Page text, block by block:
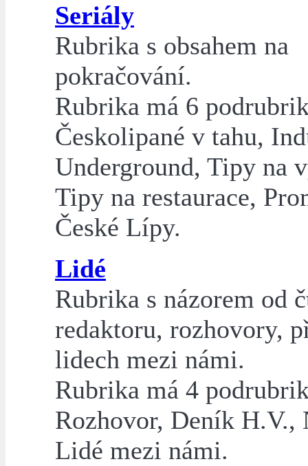
Seriály
Rubrika s obsahem na
pokračování.
Rubrika má 6
Českolipané v tahu,
Underground, Tipy na
Tipy na restaurace,
České Lípy.
Lidé
Rubrika s názorem od
redaktoru, rozhovory,
lidech mezi námi.
Rubrika má 4
Rozhovor, Deník H.V.,
Lidé mezi námi.